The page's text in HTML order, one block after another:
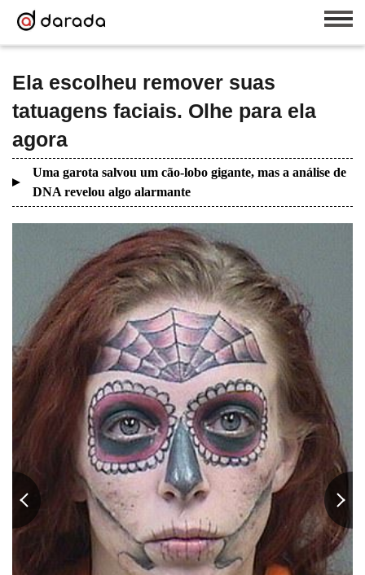
Ela escolheu remover suas
tatuagens faciais. Olhe para ela
agora
Uma garota salvou um cão-lobo gigante, mas a análise de
DNA revelou algo alarmante